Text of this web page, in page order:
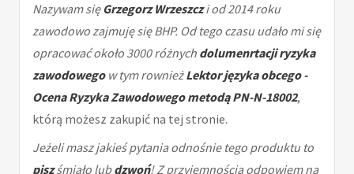
Nazywam sięGrzegorz Wrzeszczi od 2014 roku
zawodowo zajmuję się BHP. Od tego czasu udało mi się
opracować około 3000 różnych dolumenrtacji ryzyka
zawodowegow tym rownieżLektor języka obcego -
Ocena Ryzyka Zawodowego metodą PN-N-18002,
którą możesz zakupić na tej stronie.
Jeżeli masz jakieś pytania odnośnie tego produktu to
piszśmiało lubdzwoń! Z przyjemnością odpowiem na